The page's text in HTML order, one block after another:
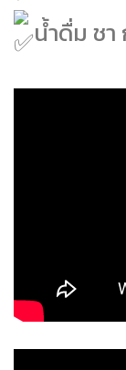
น้ำดื่ม ชา